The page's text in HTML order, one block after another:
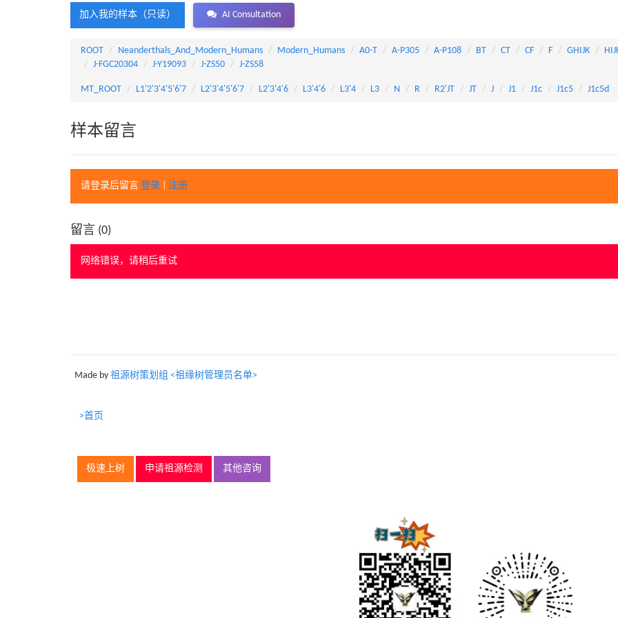
加入我的样本（只读） AI Consultation
ROOT Neanderthals_And_Modern_Humans Modern_Humans A0-T A-P305 A-P108 BT CT CF F GHIJK
J-FGC20304
J-Y19093 J-ZS50 J-ZS58
MT_ROOT L1'2'3'4'5'6'7 L2'3'4'5'6'7 L2'3'4'6 L3'4'6 L3'4 L3 N R R2'JT JT J J1 J1c J1c5 J1c5d
样本留言
请登录后留言 登录 注册
留言 (0)
网络错误，请稍后重试
Made by 祖源树策划组 <祖缘树管理员名单>
>首页
极速上树 申请祖源检测 其他咨询